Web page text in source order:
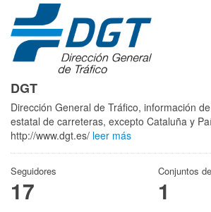
DGT
Dirección General de Tráfico, información
estatal de carreteras, excepto Cataluña y
http://www.dgt.es/ leer más
Seguidores
17
Conjuntos
1